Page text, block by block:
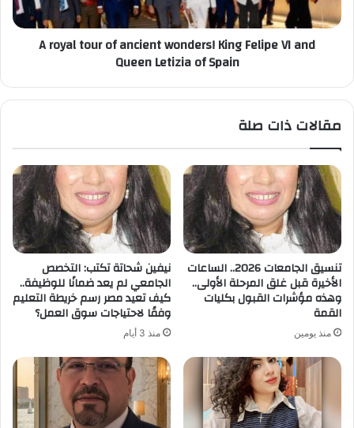
VI
A royal tour of ancient wonders! King Felipe VI and
Queen Letizia of Spain
مقالات ذات صلة
تنسيق الجامعات 2026.. الساعات
الأخيرة قبل غلق المرحلة الأولى..
وهذه مؤشرات القبول بكليات
القمة
منذ يومين
نيفين شحاتة تكتب: التخصص
الجامعي لم يعد ضمانًا للوظيفة..
كيف تعيد مصر رسم خريطة التعليم
وفقًا لاحتياجات سوق العمل؟
منذ 3 أيام